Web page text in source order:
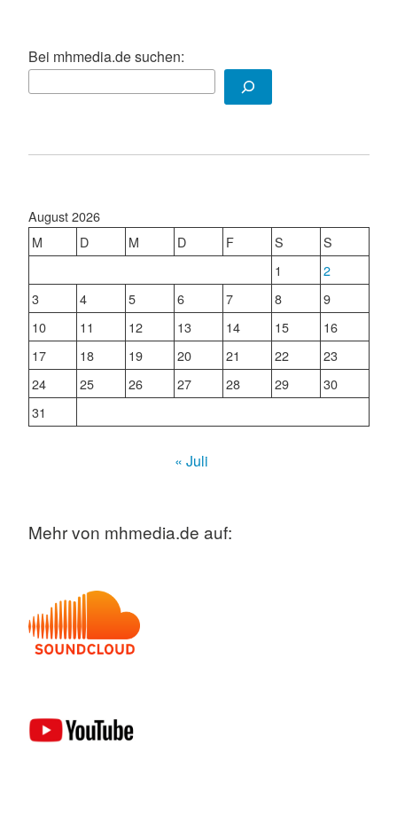
Bei mhmedia.de suchen:
August 2026
M
D M D F S
S
1
2
3
4 5 6 7 8
9
10
11 12 13 14 15
16
17
18 19 20 21 22
23
24
25 26 27 28 29
30
31
« Juli
Mehr von mhmedia.de auf: